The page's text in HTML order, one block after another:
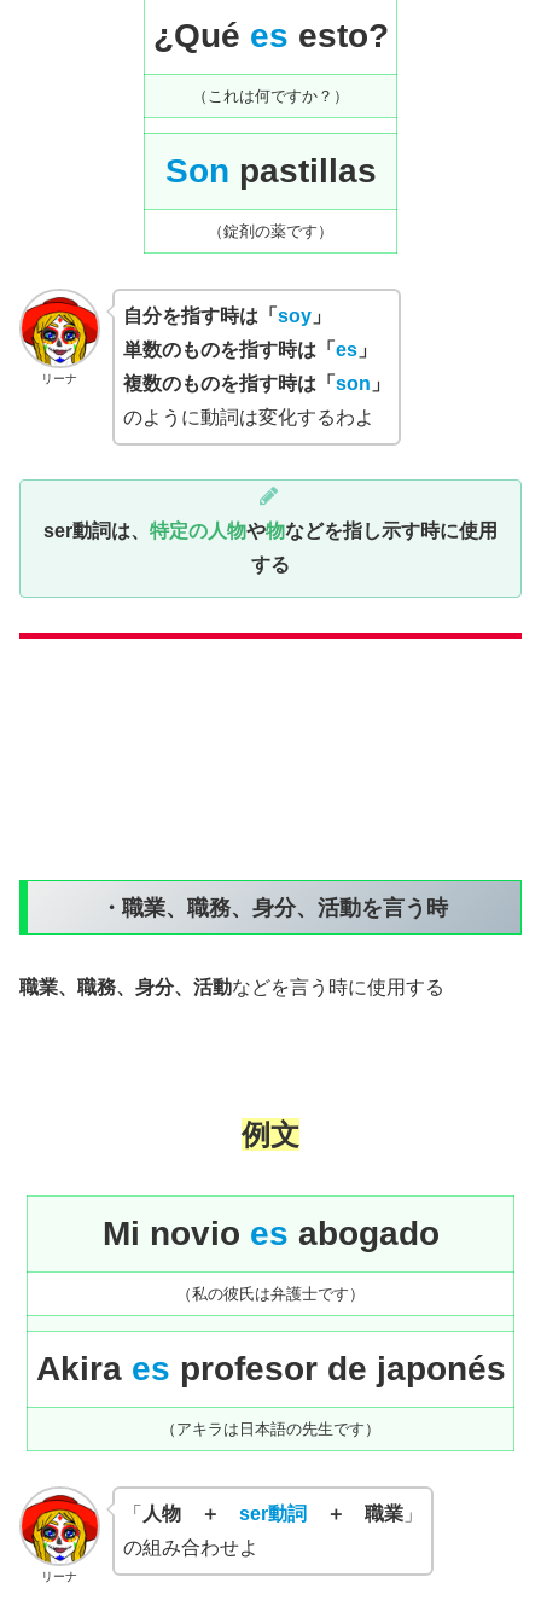
¿Qué es esto?
（これは何ですか？）
Son pastillas
（錠剤の薬です）
リーナ
自分を指す時は「 soy」
単数のものを指す時は「 es」
複数のものを指す時は「 son 」
のように動詞は変化するわよ
ser動詞は、 特定の人物や物などを指し示す時に使用
する
・職業、職務、身分、活動を言う時
職業、職務、身分、活動などを言う時に使用する
例文
Mi novio es abogado
（私の彼氏は弁護士です）
Akira es profesor de japonés
（アキラは日本語の先生です）
リーナ
「 人物 ＋ ser動詞 ＋ 職業」
の組み合わせよ